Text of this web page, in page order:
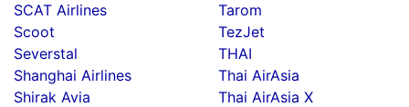
SCAT Airlines
Scoot
Severstal
Shanghai Airlines
Shirak Avia
Tarom
TezJet
THAI
Thai AirAsia
Thai AirAsia X